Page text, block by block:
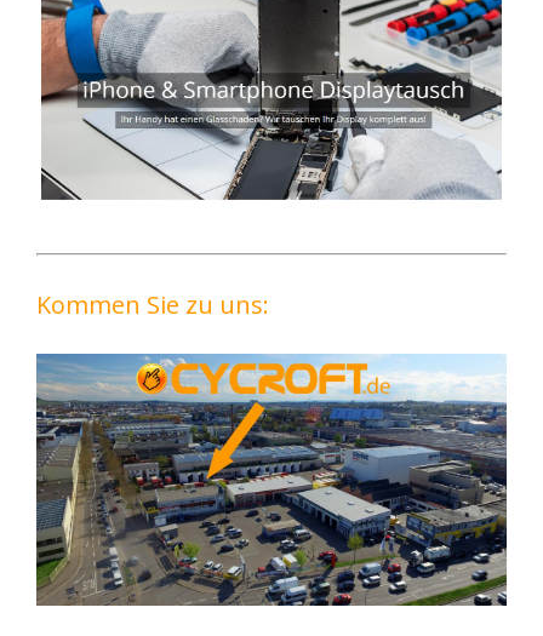
Kommen Sie zu uns: